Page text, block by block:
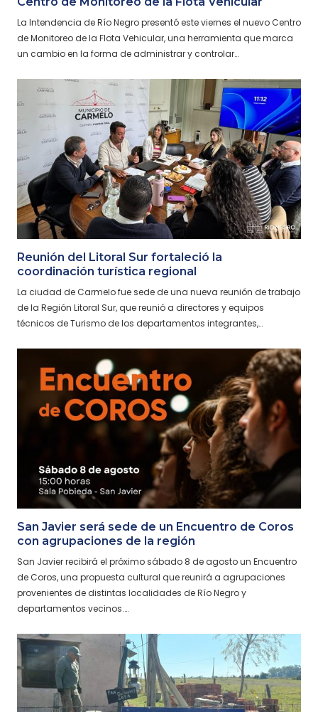
La Intendencia de Río Negro presentó este viernes el nuevo Centro
de Monitoreo de la Flota Vehicular, una herramienta que marca
un cambio en la forma de administrar y controlar…
Reunión del Litoral Sur fortaleció la
coordinación turística regional
La ciudad de Carmelo fue sede de una nueva reunión de trabajo
de la Región Litoral Sur, que reunió a directores y equipos
técnicos de Turismo de los departamentos integrantes,…
San Javier será sede de un Encuentro de Coros
con agrupaciones de la región
San Javier recibirá el próximo sábado 8 de agosto un Encuentro
de Coros, una propuesta cultural que reunirá a agrupaciones
provenientes de distintas localidades de Río Negro y
departamentos vecinos.…